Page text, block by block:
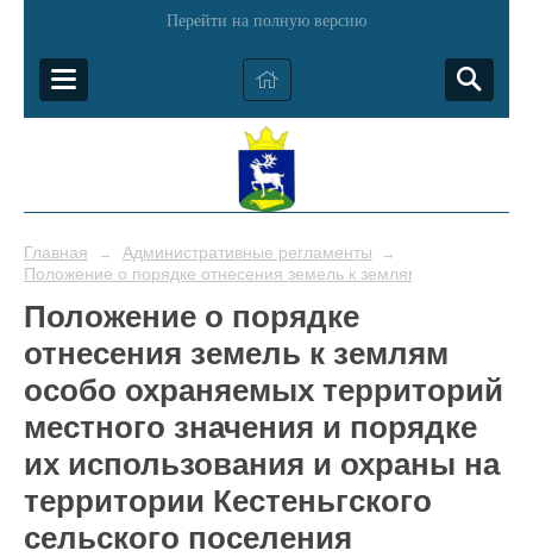
Перейти на полную версию
Главная → Административные регламенты →
Положение о порядке отнесения земель к землям особо
Положение о порядке
отнесения земель к землям
особо охраняемых территорий
местного значения и порядке
их использования и охраны на
территории Кестеньгского
сельского поселения